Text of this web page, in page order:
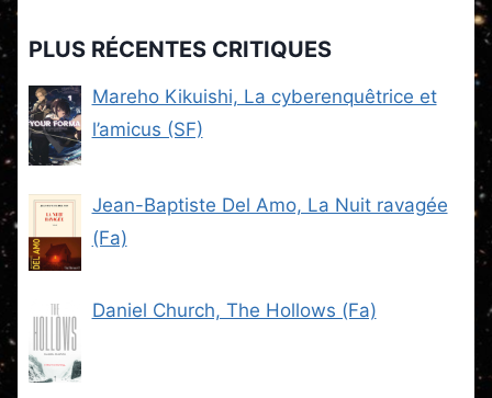
PLUS RÉCENTES CRITIQUES
Mareho Kikuishi, La cyberenquêtrice et
l’amicus (SF)
Jean-Baptiste Del Amo, La Nuit ravagée
(Fa)
Daniel Church, The Hollows (Fa)